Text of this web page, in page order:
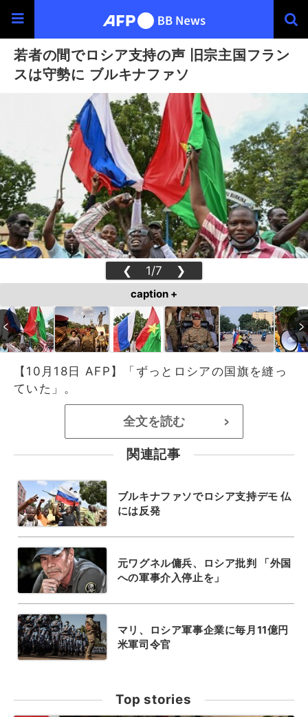
若者の間でロシア支持の声 旧宗主国フラン
スは守勢に ブルキナファソ
❮ 1/7 ❯
caption +
【10月18日 AFP】「ずっとロシアの国旗を縫っ
ていた」。
全文を読む >
関連記事
ブルキナファソでロシア支持デモ 仏
には反発
元ワグネル傭兵、ロシア批判 「外国
への軍事介入停止を」
マリ、ロシア軍事企業に毎月11億円
米軍司令官
Top stories